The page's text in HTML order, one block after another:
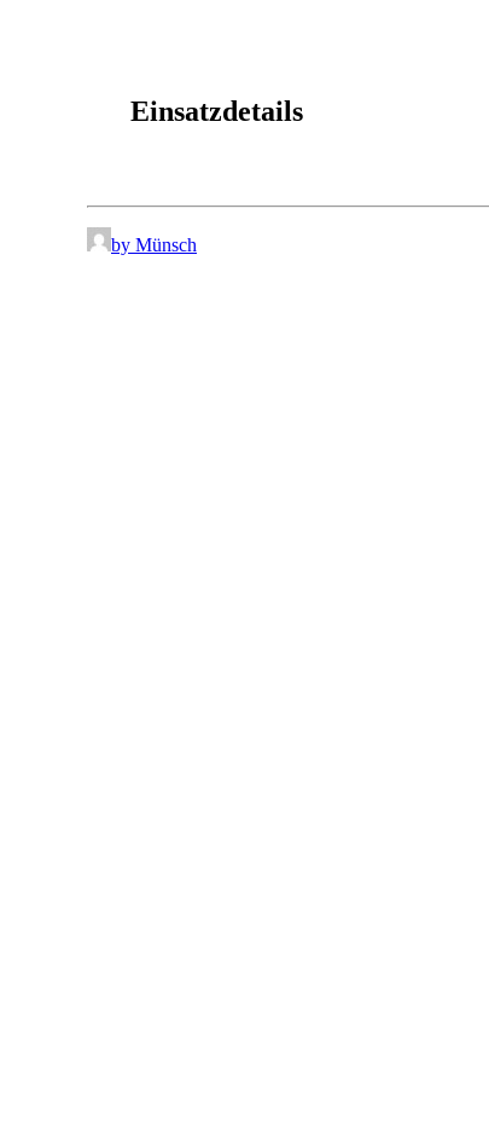
Einsatzdetails
by Münsch